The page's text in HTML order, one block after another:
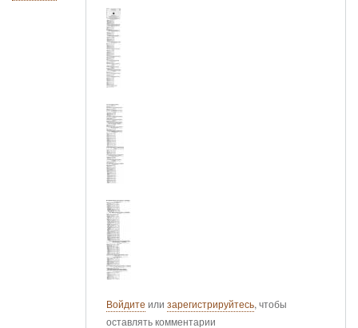
Войдите или зарегистрируйтесь, чтобы
оставлять комментарии